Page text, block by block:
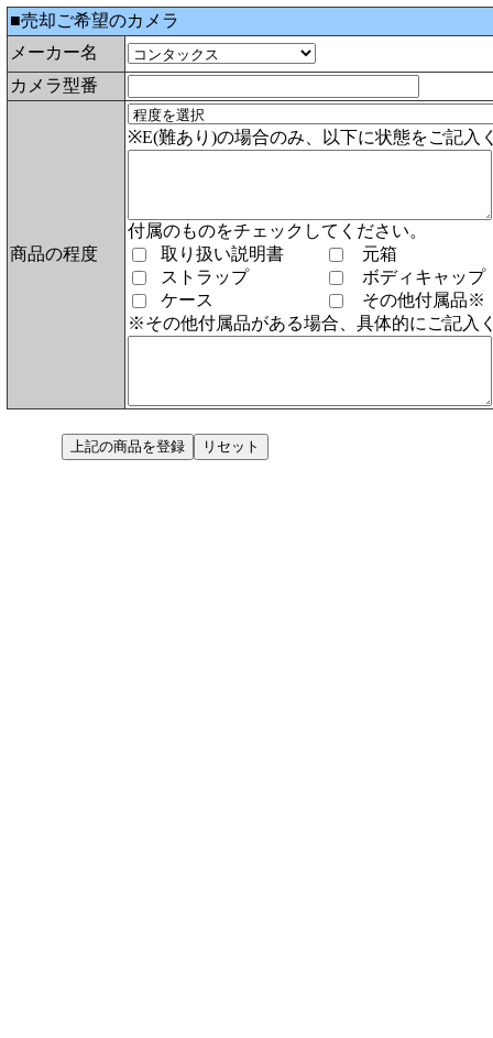
■売却ご希望のカメラ
メーカー名
カメラ型番
商品の程度
※E(難あり)の場合のみ、以下に状態をご記入
付属のものをチェックしてください。
取り扱い説明書
元箱
ストラップ
ボディキャップ
ケース
その他付属品※
※その他付属品がある場合、具体的にご記入